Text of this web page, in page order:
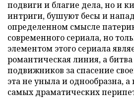
подвиги и благие дела, но и
интриги, бушуют бесы и
определенном смысле
современного сериала, но
элементом этого сериала
романтическая линия, а
подвижников за спасение
эта не уныла и однообразна,
самых драматических